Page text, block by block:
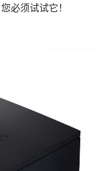
必须试试它！